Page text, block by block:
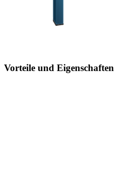
Vorteile und Eigenschaften